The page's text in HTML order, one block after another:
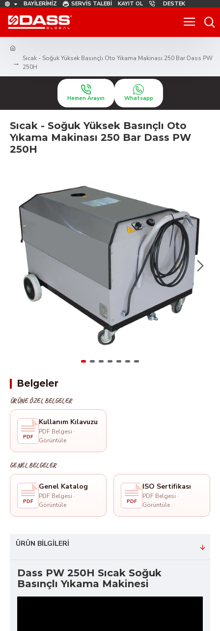
BAYILERIMIZ SERVIS TALEBI KAYIT OL DESTEK
Sıcak - Soğuk Yüksek Basınçlı Oto Yıkama Makinası 250 Bar Dass PW
250H
Hemen Arayın Whatsapp
Sıcak - Soğuk Yüksek Basınçlı Oto
Yıkama Makinası 250 Bar Dass PW
250H
Belgeler
ÜRÜNE ÖZEL BELGELER
PDF
Kullanım Kılavuzu
PDF Belgesi ·
Görüntüle
GENEL BELGELER
PDF
Genel Katalog
PDF Belgesi ·
Görüntüle
PDF
ISO Sertifikası
PDF Belgesi ·
Görüntüle
ÜRÜN BILGILERI
Dass PW 250H Sıcak Soğuk
Basınçlı Yıkama Makinesi